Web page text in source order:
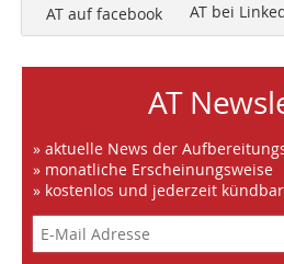
AT auf facebook AT bei
AT
» aktuelle News der
» monatliche Erscheinungsweise
» kostenlos und jederzeit kündbar